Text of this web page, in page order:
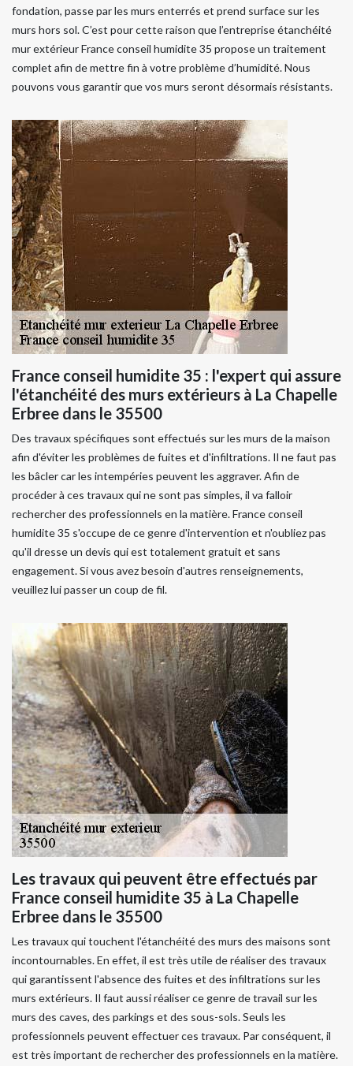
fondation, passe par les murs enterrés et prend surface sur les
murs hors sol. C’est pour cette raison que l’entreprise étanchéité
mur extérieur France conseil humidite 35 propose un traitement
complet afin de mettre fin à votre problème d’humidité. Nous
pouvons vous garantir que vos murs seront désormais résistants.
France conseil humidite 35 : l'expert qui assure
l'étanchéité des murs extérieurs à La Chapelle
Erbree dans le 35500
Des travaux spécifiques sont effectués sur les murs de la maison
afin d'éviter les problèmes de fuites et d'infiltrations. Il ne faut pas
les bâcler car les intempéries peuvent les aggraver. Afin de
procéder à ces travaux qui ne sont pas simples, il va falloir
rechercher des professionnels en la matière. France conseil
humidite 35 s'occupe de ce genre d'intervention et n'oubliez pas
qu'il dresse un devis qui est totalement gratuit et sans
engagement. Si vous avez besoin d'autres renseignements,
veuillez lui passer un coup de fil.
Les travaux qui peuvent être effectués par
France conseil humidite 35 à La Chapelle
Erbree dans le 35500
Les travaux qui touchent l'étanchéité des murs des maisons sont
incontournables. En effet, il est très utile de réaliser des travaux
qui garantissent l'absence des fuites et des infiltrations sur les
murs extérieurs. Il faut aussi réaliser ce genre de travail sur les
murs des caves, des parkings et des sous-sols. Seuls les
professionnels peuvent effectuer ces travaux. Par conséquent, il
est très important de rechercher des professionnels en la matière.